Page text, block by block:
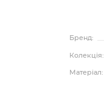
Бренд:
Колекція:
Матеріал: